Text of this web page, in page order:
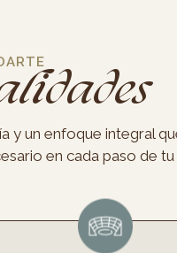
y un enfoque integral
en cada paso de tu